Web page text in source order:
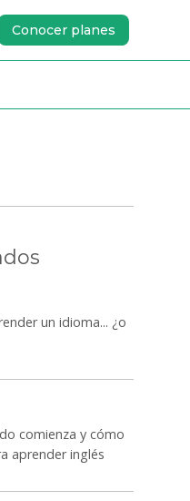
Conocer planes
un idioma... ¿o
comienza y cómo
aprender inglés